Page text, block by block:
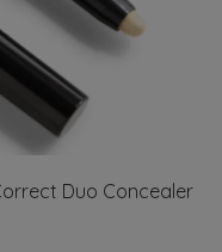
Duo Concealer